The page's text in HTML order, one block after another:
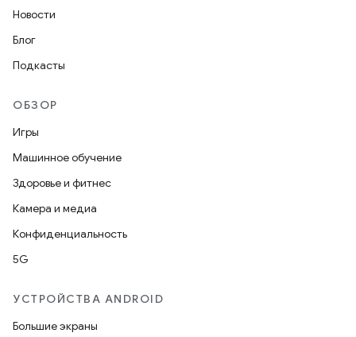
Новости
Блог
Подкасты
ОБЗОР
Игры
Машинное обучение
Здоровье и фитнес
Камера и медиа
Конфиденциальность
5G
УСТРОЙСТВА ANDROID
Большие экраны